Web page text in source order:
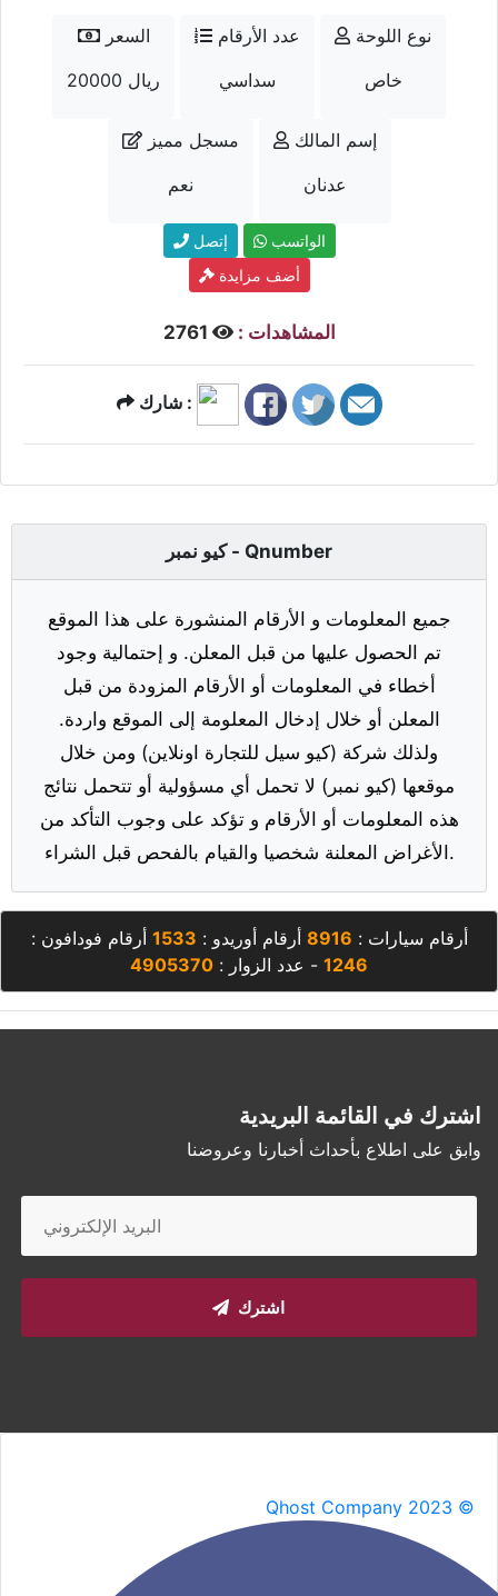
السعر
20000 ريال
عدد الأرقام
سداسي
نوع اللوحة
خاص
مسجل مميز
نعم
إسم المالك
عدنان
إتصل
الواتسب
أضف مزايدة
المشاهدات :
شارك :
كيو نمبر - Qnumber
جميع المعلومات و الأرقام المنشورة على هذا الموقع
تم الحصول عليها من قبل المعلن. و إحتمالية وجود
أخطاء في المعلومات أو الأرقام المزودة من قبل
المعلن أو خلال إدخال المعلومة إلى الموقع واردة.
ولذلك شركة (كيو سيل للتجارة اونلاين) ومن خلال
موقعها (كيو نمبر) لا تحمل أي مسؤولية أو تتحمل نتائج
هذه المعلومات أو الأرقام و تؤكد على وجوب التأكد من
الأغراض المعلنة شخصيا والقيام بالفحص قبل الشراء.
أرقام سيارات : 8916 أرقام أوريدو : 1533 أرقام فودافون :
1246 - عدد الزوار : 4905370
اشترك في القائمة البريدية
وابق على اطلاع بأحداث أخبارنا وعروضنا
اشترك
Qhost Company 2023 ©